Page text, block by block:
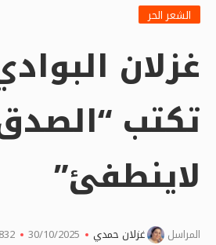
الشعر الحر
غزلان
تكتب
لاينطفئ”
المراسل غزلان حمدي 30/10/2025
832